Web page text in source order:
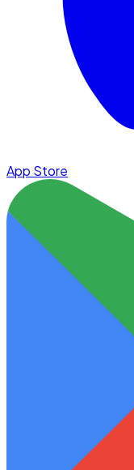
App Store